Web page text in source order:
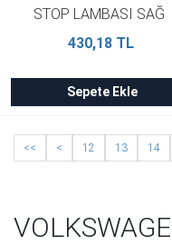
STOP LAMBASI SAĞ
KIRMIZI/BEYAZ
430,18 TL
Sepete Ekle
<< < 12 13 14